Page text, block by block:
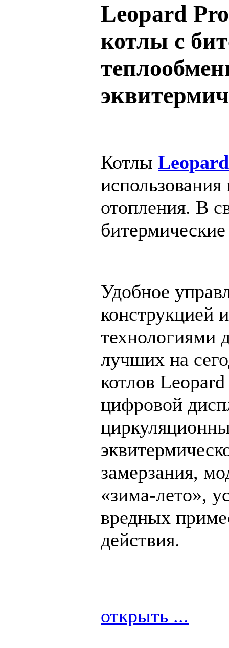
Leopard
котлы с
Котлы
отопления. В
Удобное
конструкцией
технологиями
лучших на
котлов
цифровой
замерзания,
«зима-лето»,
вредных
действия.
открыть ...